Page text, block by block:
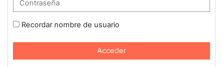
Recordar nombre de usuario
Acceder